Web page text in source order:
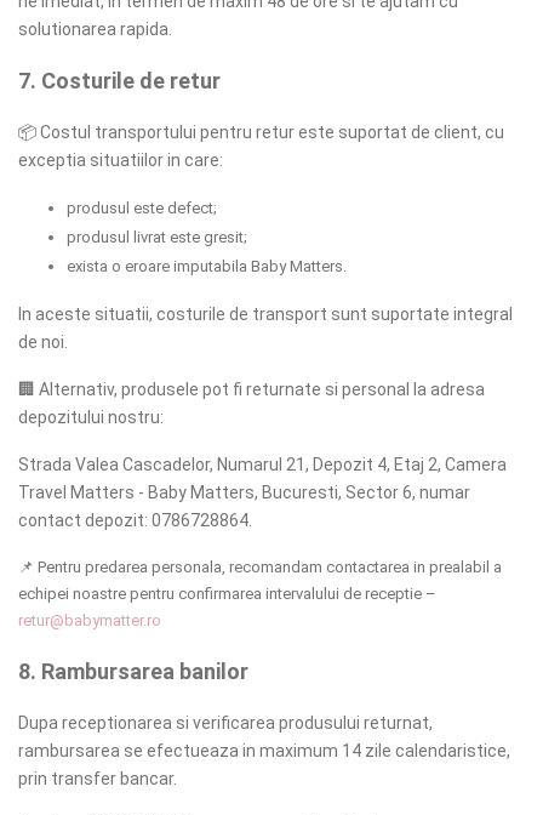
solutionarea rapida.
7. Costurile de retur
📦Costul transportului pentru retur este suportat de client, cu
exceptia situatiilor in care:
produsul este defect;
produsul livrat este gresit;
exista o eroare imputabila Baby Matters.
In aceste situatii, costurile de transport sunt suportate integral
de noi.
🏢 Alternativ, produsele pot fi returnate si personal la adresa
depozitului nostru:
Strada Valea Cascadelor, Numarul 21, Depozit 4, Etaj 2, Camera
Travel Matters - Baby Matters, Bucuresti, Sector 6, numar
contact depozit: 0786728864.
📌 Pentru predarea personala, recomandam contactarea in prealabil a
echipei noastre pentru confirmarea intervalului de receptie –
retur@babymatter.ro
8. Rambursarea banilor
Dupa receptionarea si verificarea produsului returnat,
rambursarea se efectueaza in maximum 14 zile calendaristice,
prin transfer bancar.